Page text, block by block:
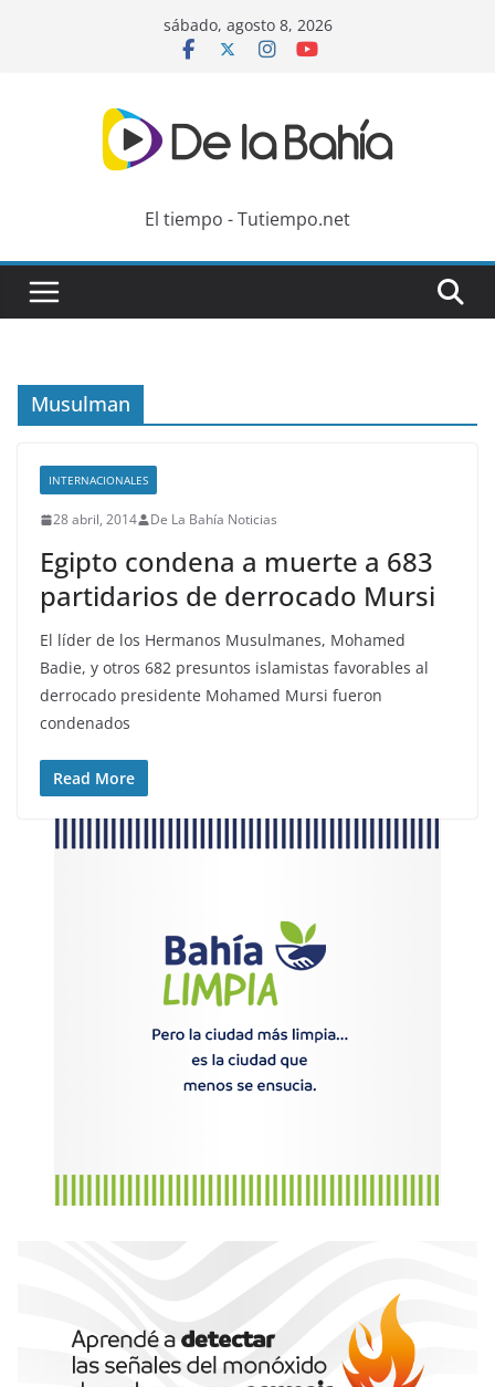
sábado, agosto 8, 2026
El tiempo - Tutiempo.net
Musulman
INTERNACIONALES
28 abril, 2014 De La Bahía Noticias
Egipto condena a muerte a 683
partidarios de derrocado Mursi
El líder de los Hermanos Musulmanes, Mohamed
Badie, y otros 682 presuntos islamistas favorables al
derrocado presidente Mohamed Mursi fueron
condenados
Read More